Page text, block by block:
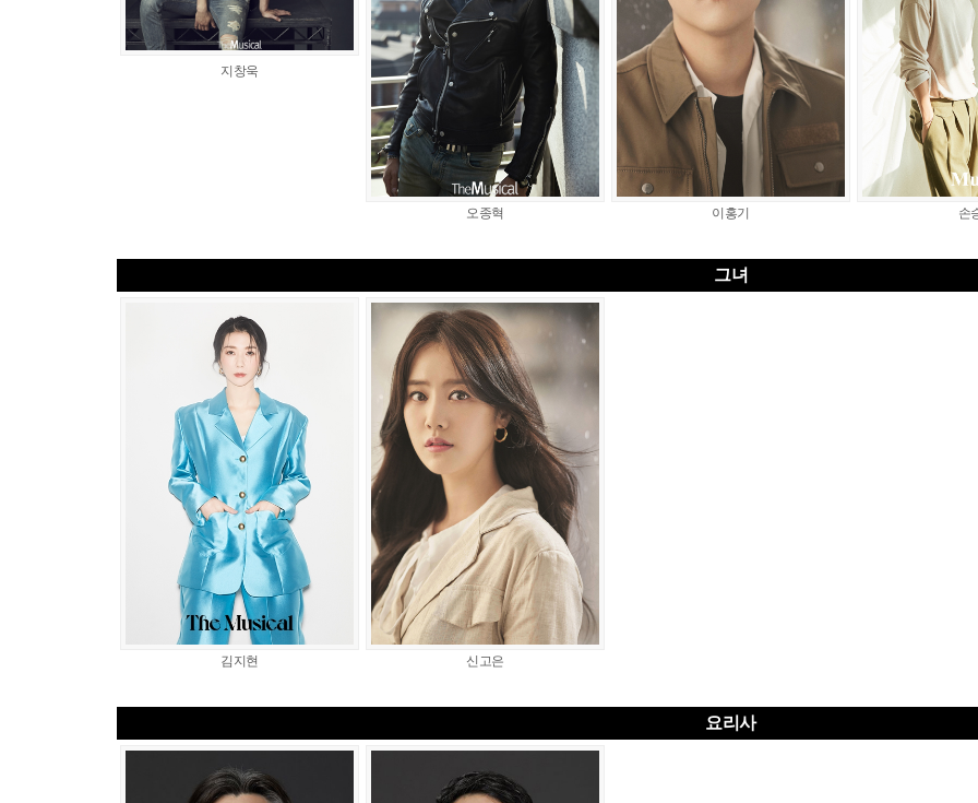
지창욱
오종혁 이홍기 손
그녀
김지현 신고은
요리사